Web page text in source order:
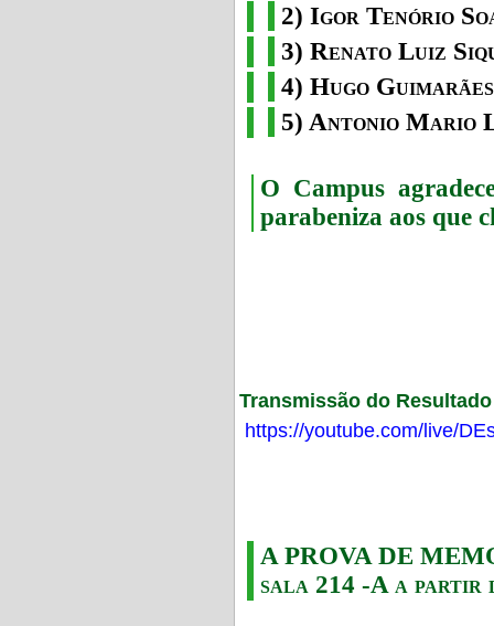
2) Igor Tenório
3) Renato Luiz
4) Hugo
5) Antonio Mario
O Campus
parabeniza aos que
Transmissão do
https://youtube.com/live/
A PROVA DE
sala 214 -A a partir